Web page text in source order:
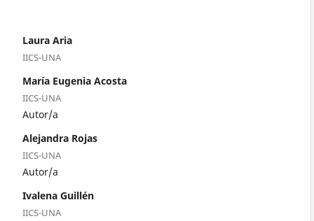
Laura Aria
IICS-UNA
María Eugenia Acosta
IICS-UNA
Autor/a
Alejandra Rojas
IICS-UNA
Autor/a
Ivalena Guillén
IICS-UNA